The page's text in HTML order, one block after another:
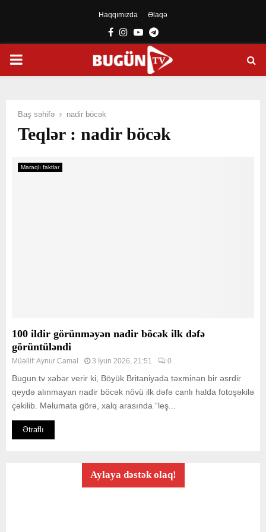
Haqqımızda Əlaqə
Facebook
Instagram
YoutubeTelegram
PRIMARY
Baş səhifə nadir böcək
Teqlər : nadir böcək
Maraqlı faktlar
100 ildir görünməyən nadir böcək ilk dəfə
görüntüləndi
Müəllif:Aynur Camal 3 İyun 2026, 21:51 0
Bugun.tv xəbər verir ki, Böyük Britaniyada təxminən bir əsrdir
qeydə alınmayan nadir böcək növü ilk dəfə canlı halda fotoşəkilə
çəkilib. Məlumata görə, xalq arasında “leş...
Ətraflı
Aylaya dəstək olaq!